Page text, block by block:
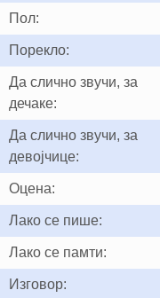
Пол:
Порекло:
Да слично звучи, за
дечаке:
Да слично звучи, за
девојчице:
Оцена:
Лако се пише:
Лако се памти:
Изговор: